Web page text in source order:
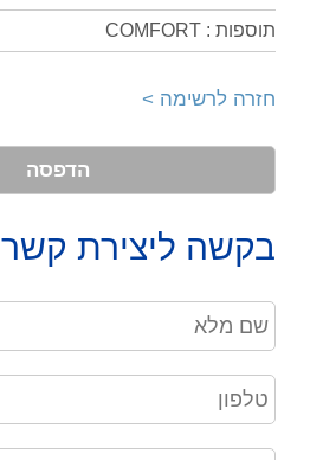
תוספות : COMFORT
חזרה לרשימה >
הדפסה
בקשה ליצירת קשר